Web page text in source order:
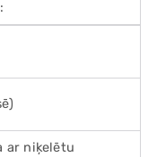
ar niķelētu